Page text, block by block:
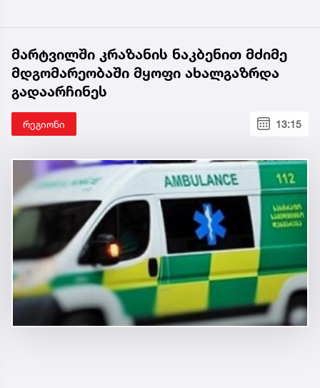
მარტვილში კრაზანის ნაკბენით მძიმე
მდგომარეობაში მყოფი ახალგაზრდა
გადაარჩინეს
რეგიონი 13:15